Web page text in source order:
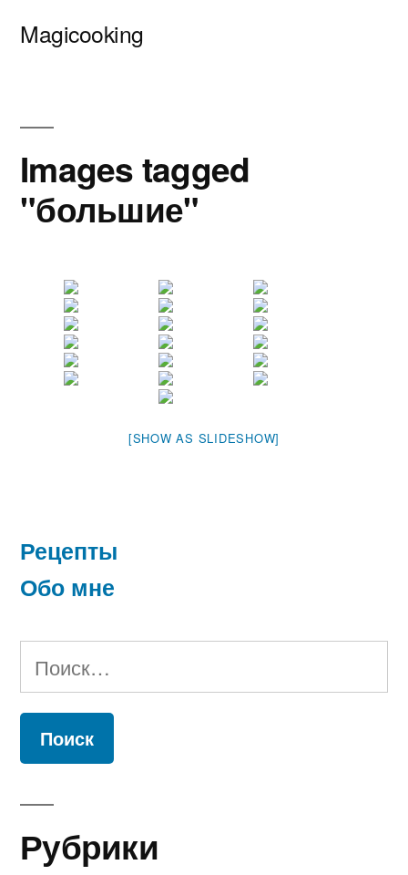
Magicooking
Images tagged
"большие"
[SHOW AS SLIDESHOW]
Рецепты
Обо мне
Найти:
Рубрики